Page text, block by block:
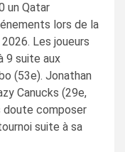
un Qatar
lors de la
Les joueurs
9 suite aux
(53e). Jonathan
Canucks (29e,
doute composer
suite à sa